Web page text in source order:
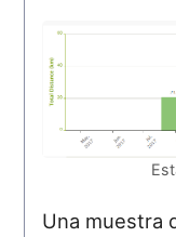
Una muestra